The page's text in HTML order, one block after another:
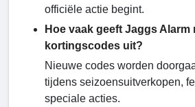
officiële actie begint.
Hoe vaak geeft Jaggs Alarm
kortingscodes uit?
Nieuwe codes worden
tijdens seizoensuitverkopen,
speciale acties.